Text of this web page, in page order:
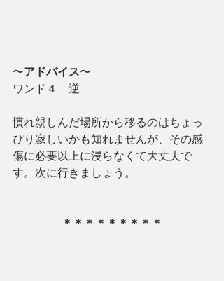
〜アドバイス〜
ワンド４　逆
慣れ親しんだ場所から移るのはちょっ
ぴり寂しいかも知れませんが、その感
傷に必要以上に浸らなくて大丈夫で
す。次に行きましょう。
＊＊＊＊＊＊＊＊＊